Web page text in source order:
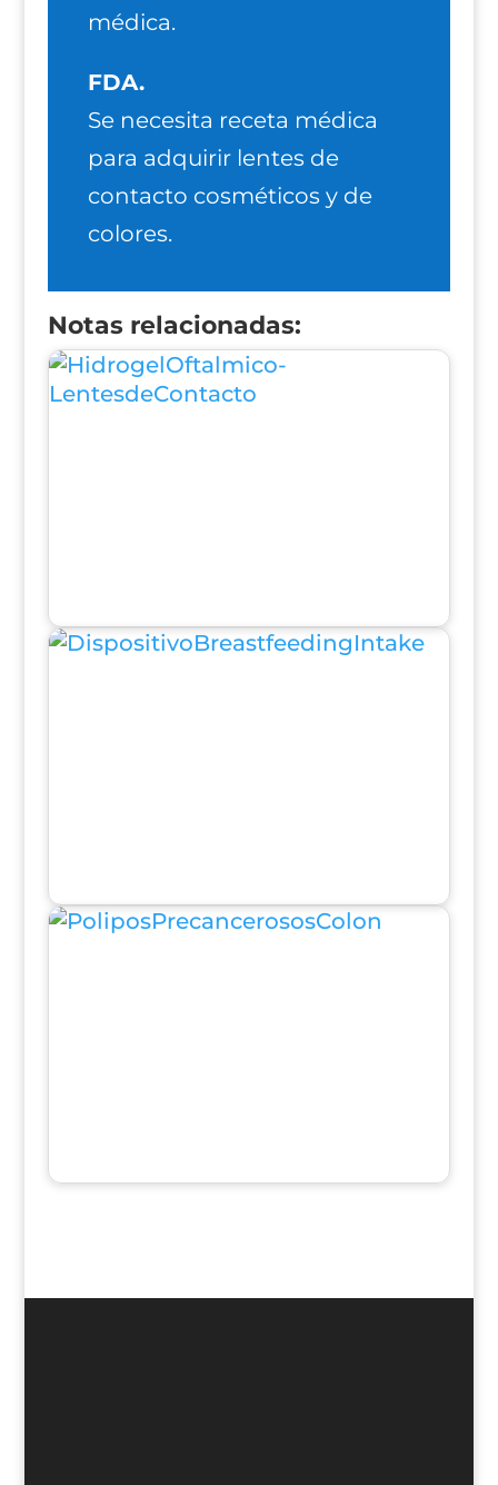
médica.
FDA.
Se necesita receta médica
para adquirir lentes de
contacto cosméticos y de
colores.
Notas relacionadas: